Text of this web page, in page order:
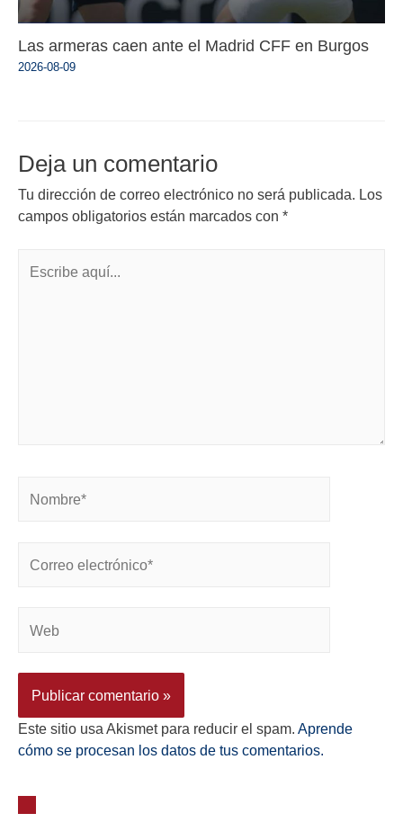
Las armeras caen ante el Madrid CFF en Burgos
2026-08-09
Deja un comentario
Tu dirección de correo electrónico no será publicada. Los
campos obligatorios están marcados con *
Este sitio usa Akismet para reducir el spam. Aprende
cómo se procesan los datos de tus comentarios.